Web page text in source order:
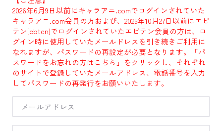
2026年6月9日以前にキャラアニ.comでログインされていた
キャラアニ.com会員の方および、2025年10月27日以前にエビ
テン[ebten]でログインされていたエビテン会員の方は、ロ
グイン時に使用していたメールドレスを引き続きご利用に
なれますが、パスワードの再設定が必要となります。「パ
スワードをお忘れの方はこちら」をクリックし、それぞれ
のサイトで登録していたメールアドレス、電話番号を入力
してパスワードの再発行をお願いいたします。